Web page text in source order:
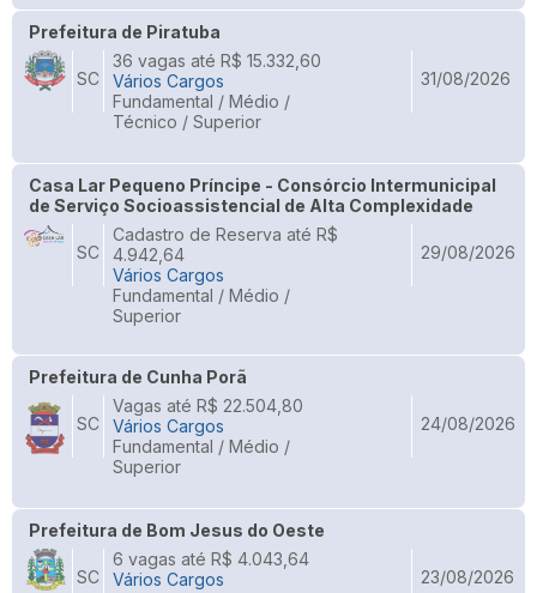
Prefeitura de Piratuba
SC
36 vagas até R$ 15.332,60
Vários Cargos
Fundamental / Médio /
Técnico / Superior
31/08/2026
Casa Lar Pequeno Príncipe - Consórcio Intermunicipal
de Serviço Socioassistencial de Alta Complexidade
SC
Cadastro de Reserva até R$
4.942,64
Vários Cargos
Fundamental / Médio /
Superior
29/08/2026
Prefeitura de Cunha Porã
SC
Vagas até R$ 22.504,80
Vários Cargos
Fundamental / Médio /
Superior
24/08/2026
Prefeitura de Bom Jesus do Oeste
SC
6 vagas até R$ 4.043,64
Vários Cargos
23/08/2026